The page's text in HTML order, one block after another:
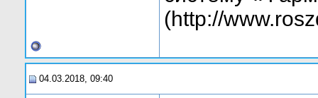
(http://
04.03.2018, 09:40